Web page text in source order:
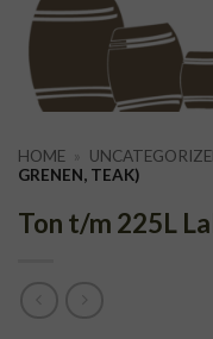
HOME »
GRENEN, TEAK)
Ton t/m 225L